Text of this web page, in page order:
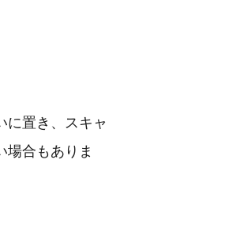
に置き、スキャ
場合もありま